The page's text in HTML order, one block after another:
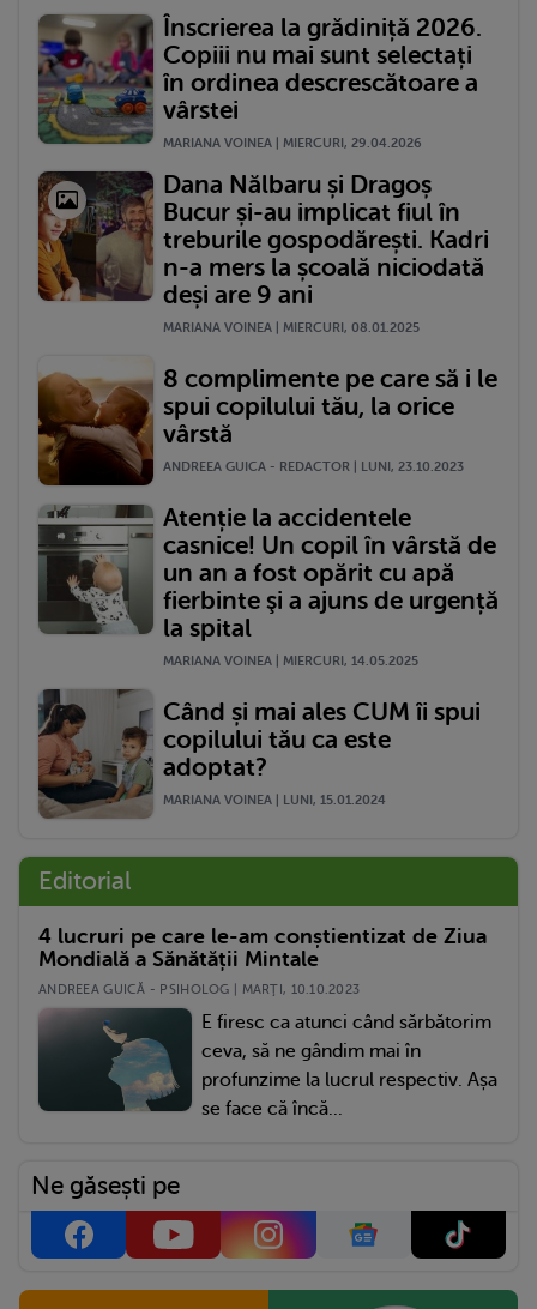
Înscrierea la grădiniță 2026.
Copiii nu mai sunt selectați
în ordinea descrescătoare a
vârstei
MARIANA VOINEA | MIERCURI, 29.04.2026
Dana Nălbaru și Dragoș
Bucur și-au implicat fiul în
treburile gospodărești. Kadri
n-a mers la școală niciodată
deși are 9 ani
MARIANA VOINEA | MIERCURI, 08.01.2025
8 complimente pe care să i le
spui copilului tău, la orice
vârstă
ANDREEA GUICA - REDACTOR | LUNI, 23.10.2023
Atenție la accidentele
casnice! Un copil în vârstă de
un an a fost opărit cu apă
fierbinte şi a ajuns de urgență
la spital
MARIANA VOINEA | MIERCURI, 14.05.2025
Când și mai ales CUM îi spui
copilului tău ca este
adoptat?
MARIANA VOINEA | LUNI, 15.01.2024
Editorial
4 lucruri pe care le-am conștientizat de Ziua
Mondială a Sănătății Mintale
ANDREEA GUICĂ - PSIHOLOG | MARŢI, 10.10.2023
E firesc ca atunci când sărbătorim
ceva, să ne gândim mai în
profunzime la lucrul respectiv. Așa
se face că încă...
Ne găsești pe